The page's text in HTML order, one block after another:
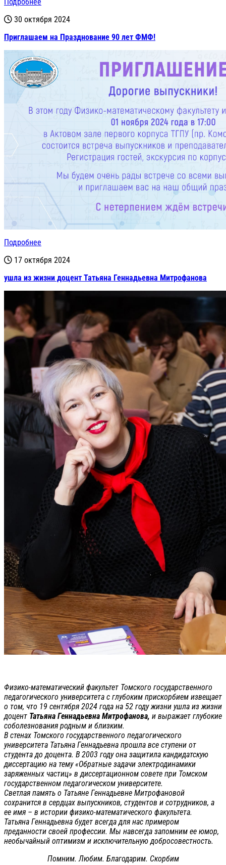
30 октября 2024
Приглашаем на Празднование 90 лет ФМФ!
Подробнее
17 октября 2024
ушла из жизни доцент Татьяна Геннадьевна Митрофанова
Физико-математический факультет Томского государственного
педагогического университета с глубоким прискорбием извещает
о том, что 19 сентября 2024 года на 52 году жизни ушла из жизни
доцент Татьяна Геннадьевна Митрофанова, и выражает глубокие
соболезнования родным и близким.
В стенах Томского государственного педагогического
университета Татьяна Геннадьевна прошла все ступени от
студента до доцента. В 2003 году она защитила кандидатскую
диссертацию на тему «Обратные задачи электродинамики
заряженных частиц» в диссертационном совете при Томском
государственном педагогическом университете.
Светлая память о Татьяне Геннадьевне Митрофановой
сохранится в сердцах выпускников, студентов и сотрудников, а
ее имя – в истории физико-математического факультета.
Татьяна Геннадьевна будет всегда для нас примером
преданности своей профессии. Мы навсегда запомним ее юмор,
необычайный оптимизм и исключительную добросовестность.
Помним. Любим. Благодарим. Скорбим